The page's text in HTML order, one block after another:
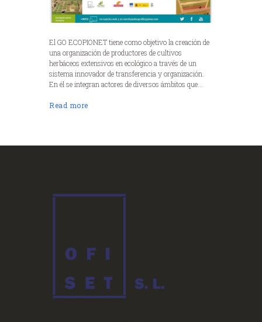
El GO ECOPIONET tiene como objetivo la creación de
una organización de productores de cultivos
herbáceos extensivos en ecológico a través de un
sistema innovador de transferencia y organización.
En él se integran actores de diversos ámbitos que...
Read more